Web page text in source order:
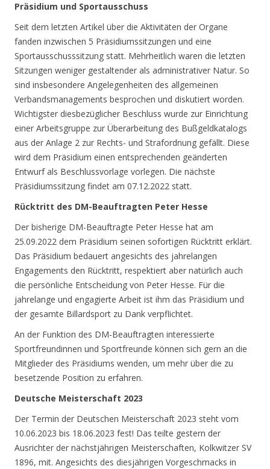
Präsidium und Sportausschuss
Seit dem letzten Artikel über die Aktivitäten der Organe
fanden inzwischen 5 Präsidiumssitzungen und eine
Sportausschusssitzung statt. Mehrheitlich waren die letzten
Sitzungen weniger gestaltender als administrativer Natur. So
sind insbesondere Angelegenheiten des allgemeinen
Verbandsmanagements besprochen und diskutiert worden.
Wichtigster diesbezüglicher Beschluss wurde zur Einrichtung
einer Arbeitsgruppe zur Überarbeitung des Bußgeldkatalogs
aus der Anlage 2 zur Rechts- und Strafordnung gefällt. Diese
wird dem Präsidium einen entsprechenden geänderten
Entwurf als Beschlussvorlage vorlegen. Die nächste
Präsidiumssitzung findet am 07.12.2022 statt.
Rücktritt des DM-Beauftragten Peter Hesse
Der bisherige DM-Beauftragte Peter Hesse hat am
25.09.2022 dem Präsidium seinen sofortigen Rücktritt erklärt.
Das Präsidium bedauert angesichts des jahrelangen
Engagements den Rücktritt, respektiert aber natürlich auch
die persönliche Entscheidung von Peter Hesse. Für die
jahrelange und engagierte Arbeit ist ihm das Präsidium und
der gesamte Billardsport zu Dank verpflichtet.
An der Funktion des DM-Beauftragten interessierte
Sportfreundinnen und Sportfreunde können sich gern an die
Mitglieder des Präsidiums wenden, um mehr über die zu
besetzende Position zu erfahren.
Deutsche Meisterschaft 2023
Der Termin der Deutschen Meisterschaft 2023 steht vom
10.06.2023 bis 18.06.2023 fest! Das teilte gestern der
Ausrichter der nächstjährigen Meisterschaften, Kolkwitzer SV
1896, mit. Angesichts des diesjährigen Vorgeschmacks in